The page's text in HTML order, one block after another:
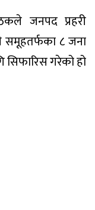
जनपद प्रहरी
समूहतर्फका ८ जना
सिफारिस गरेको हो